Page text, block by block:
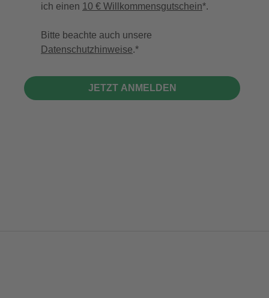
ich einen 10 € Willkommensgutschein*.
Bitte beachte auch unsere
Datenschutzhinweise.
JETZT ANMELDEN